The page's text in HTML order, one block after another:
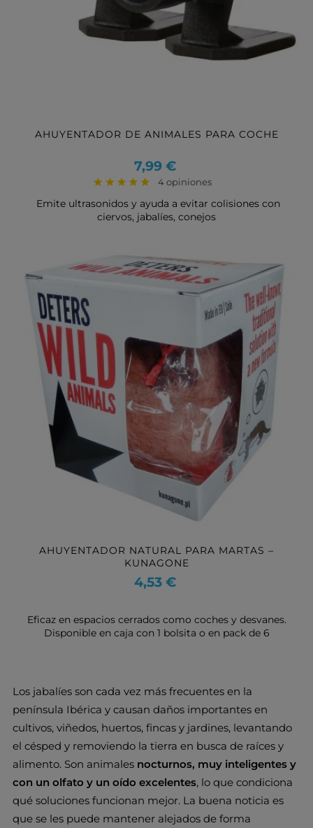
AHUYENTADOR DE ANIMALES PARA COCHE
Precio
7,99 €
4 opiniones
Emite ultrasonidos y ayuda a evitar colisiones con
ciervos, jabalíes, conejos
AHUYENTADOR NATURAL PARA MARTAS –
KUNAGONE
Precio
4,53 €
Eficaz en espacios cerrados como coches y desvanes.
Disponible en caja con 1 bolsita o en pack de 6
Los jabalíes son cada vez más frecuentes en la
península Ibérica y causan daños importantes en
cultivos, viñedos, huertos, fincas y jardines, levantando
el césped y removiendo la tierra en busca de raíces y
alimento. Son animales nocturnos, muy inteligentes y
con un olfato y un oído excelentes, lo que condiciona
qué soluciones funcionan mejor. La buena noticia es
que se les puede mantener alejados de forma